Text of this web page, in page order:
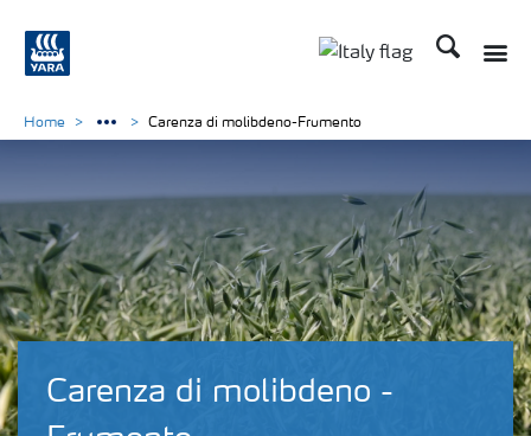
Cerca
Carenza di molibdeno -
Home Carenza di molibdeno-Frumento